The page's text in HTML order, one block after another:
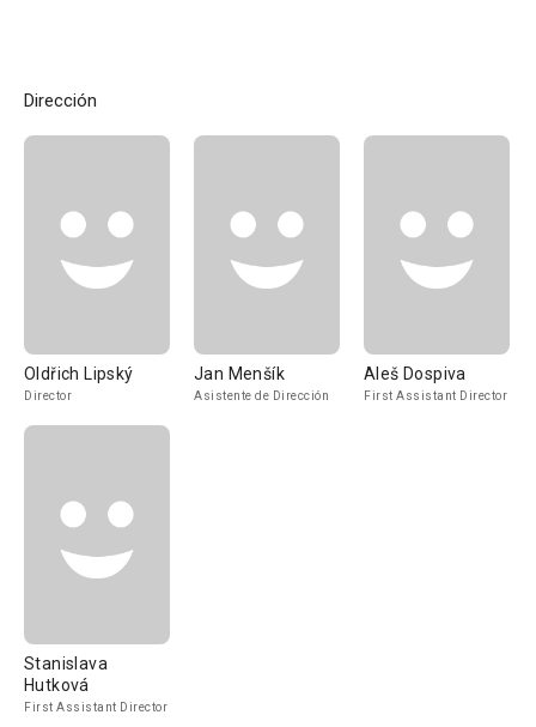
Dirección
Oldřich Lipský
Director
Jan Menšík
Asistente de Dirección
Aleš Dospiva
First Assistant Director
Stanislava
Hutková
First Assistant Director